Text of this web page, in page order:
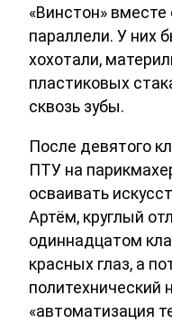
«Винстон»
параллели. У них
хохотали,
пластиковых
сквозь зубы.
После девятого
ПТУ на
осваивать
Артём, круглый
одиннадцатом
красных глаз, а
политехнический
«автоматизация